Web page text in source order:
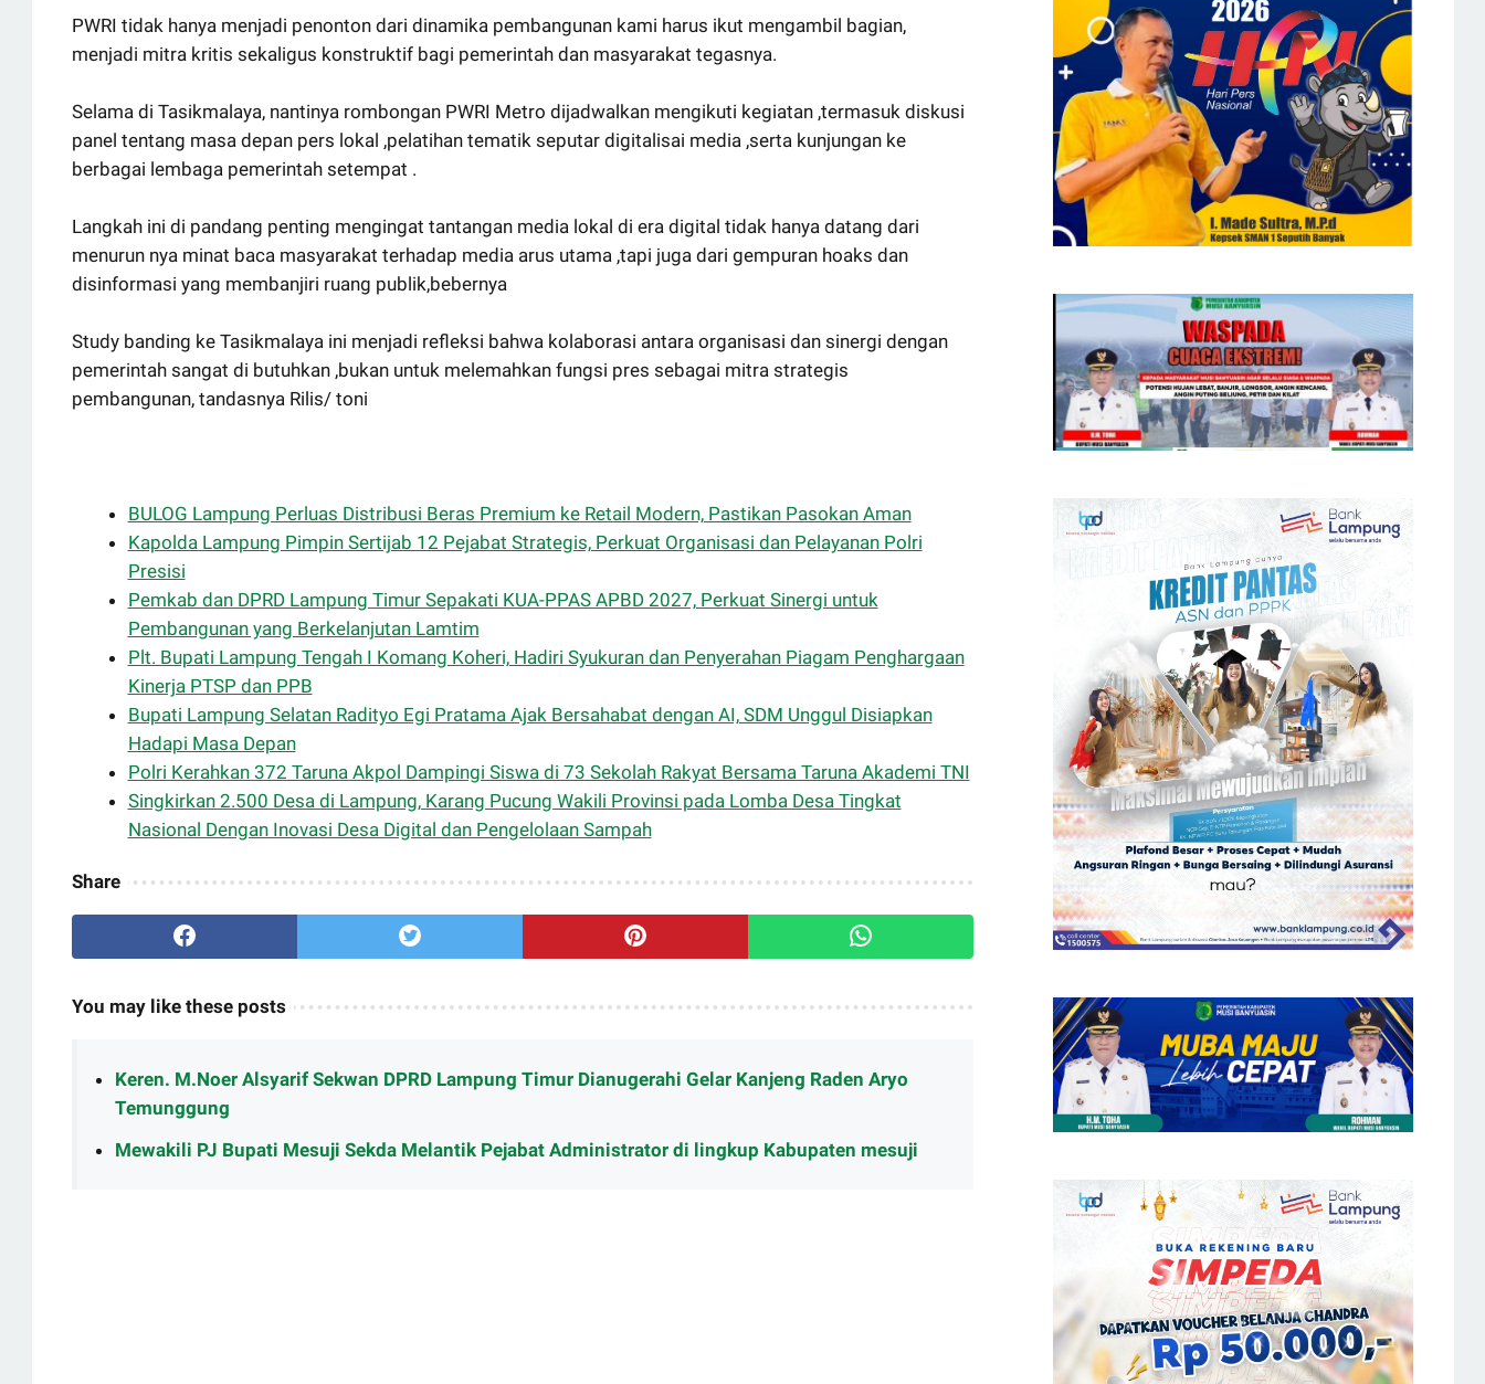
PWRI tidak hanya menjadi penonton dari dinamika pembangunan kami harus ikut mengambil bagian,
menjadi mitra kritis sekaligus konstruktif bagi pemerintah dan masyarakat tegasnya.
Selama di Tasikmalaya, nantinya rombongan PWRI Metro dijadwalkan mengikuti kegiatan ,termasuk diskusi
panel tentang masa depan pers lokal ,pelatihan tematik seputar digitalisai media ,serta kunjungan ke
berbagai lembaga pemerintah setempat .
Langkah ini di pandang penting mengingat tantangan media lokal di era digital tidak hanya datang dari
menurun nya minat baca masyarakat terhadap media arus utama ,tapi juga dari gempuran hoaks dan
disinformasi yang membanjiri ruang publik,bebernya
Study banding ke Tasikmalaya ini menjadi refleksi bahwa kolaborasi antara organisasi dan sinergi dengan
pemerintah sangat di butuhkan ,bukan untuk melemahkan fungsi pres sebagai mitra strategis
pembangunan, tandasnya Rilis/ toni
BULOG Lampung Perluas Distribusi Beras Premium ke Retail Modern, Pastikan Pasokan Aman
Kapolda Lampung Pimpin Sertijab 12 Pejabat Strategis, Perkuat Organisasi dan Pelayanan Polri
Presisi
Pemkab dan DPRD Lampung Timur Sepakati KUA-PPAS APBD 2027, Perkuat Sinergi untuk
Pembangunan yang Berkelanjutan Lamtim
Plt. Bupati Lampung Tengah I Komang Koheri, Hadiri Syukuran dan Penyerahan Piagam Penghargaan
Kinerja PTSP dan PPB
Bupati Lampung Selatan Radityo Egi Pratama Ajak Bersahabat dengan AI, SDM Unggul Disiapkan
Hadapi Masa Depan
Polri Kerahkan 372 Taruna Akpol Dampingi Siswa di 73 Sekolah Rakyat Bersama Taruna Akademi TNI
Singkirkan 2.500 Desa di Lampung, Karang Pucung Wakili Provinsi pada Lomba Desa Tingkat
Nasional Dengan Inovasi Desa Digital dan Pengelolaan Sampah
Share
You may like these posts
Keren. M.Noer Alsyarif Sekwan DPRD Lampung Timur Dianugerahi Gelar Kanjeng Raden Aryo
Temunggung
Mewakili PJ Bupati Mesuji Sekda Melantik Pejabat Administrator di lingkup Kabupaten mesuji